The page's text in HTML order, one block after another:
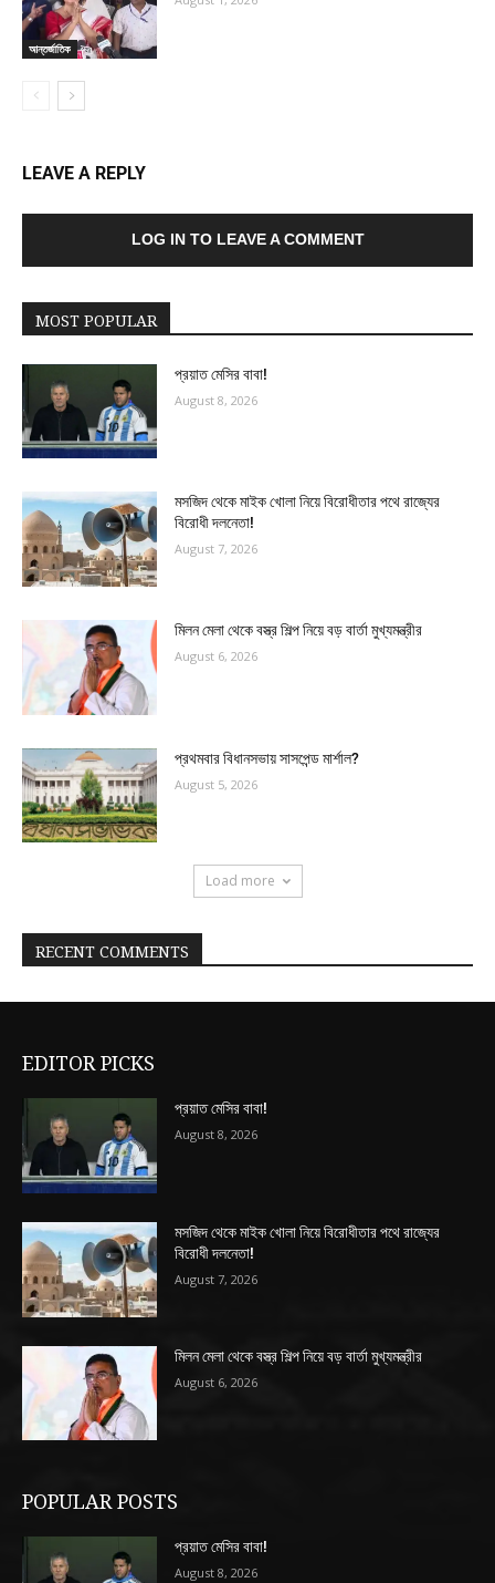
আন্তর্জাতিক
LEAVE A REPLY
LOG IN TO LEAVE A COMMENT
MOST POPULAR
প্রয়াত মেসির বাবা!
August 8, 2026
মসজিদ থেকে মাইক খোলা নিয়ে বিরোধীতার পথে রাজ্যের
বিরোধী দলনেতা!
August 7, 2026
মিলন মেলা থেকে বস্ত্র শিল্প নিয়ে বড় বার্তা মুখ্যমন্ত্রীর
August 6, 2026
প্রথমবার বিধানসভায় সাসপেন্ড মার্শাল?
August 5, 2026
Load more
RECENT COMMENTS
EDITOR PICKS
প্রয়াত মেসির বাবা!
August 8, 2026
মসজিদ থেকে মাইক খোলা নিয়ে বিরোধীতার পথে রাজ্যের
বিরোধী দলনেতা!
August 7, 2026
মিলন মেলা থেকে বস্ত্র শিল্প নিয়ে বড় বার্তা মুখ্যমন্ত্রীর
August 6, 2026
POPULAR POSTS
প্রয়াত মেসির বাবা!
August 8, 2026